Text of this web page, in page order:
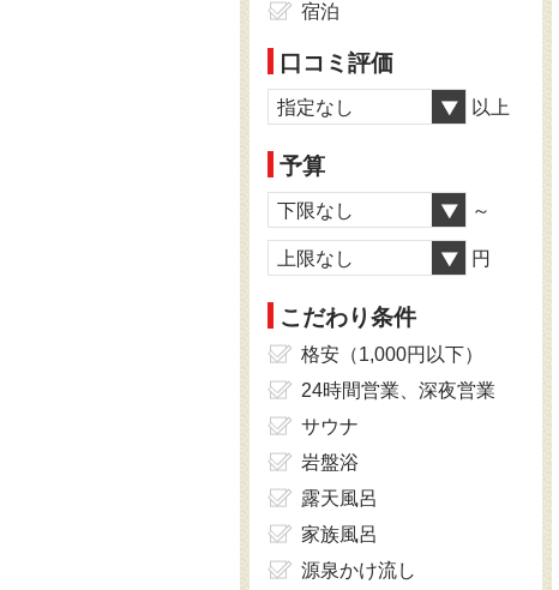
宿泊
口コミ評価
指定なし 以上
予算
下限なし ～
上限なし 円
こだわり条件
格安（1,000円以下）
24時間営業、深夜営業
サウナ
岩盤浴
露天風呂
家族風呂
源泉かけ流し